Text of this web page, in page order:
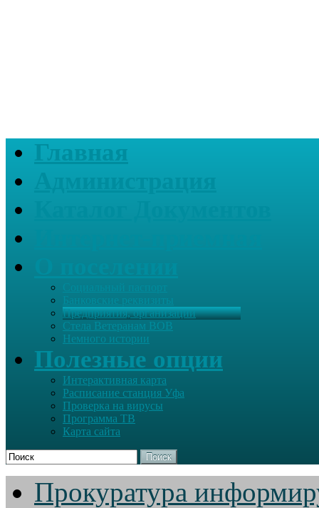
Главная
Банковские реквизиты
Предприятия, организации
Стела Ветеранам ВОВ
Немного истории
Полезные опции
Интерактивная карта
Расписание станция Уфа
Проверка на вирусы
Программа ТВ
Карта сайта
Поиск
Прокуратура